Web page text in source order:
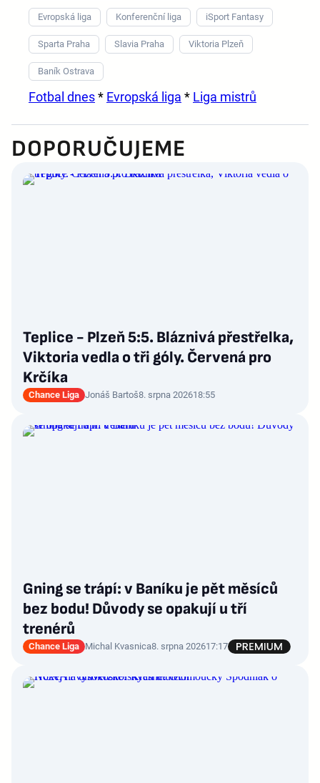
Evropská liga Konferenční liga iSport Fantasy
Sparta Praha Slavia Praha Viktoria Plzeň
Baník Ostrava
Fotbal dnes* Evropská liga * Liga mistrů
DOPORUČUJEME
Teplice - Plzeň 5:5. Bláznivá přestřelka,
Viktoria vedla o tři góly. Červená pro
Krčíka
Chance Liga Jonáš Bartoš8. srpna 202618:55
Gning se trápí: v Baníku je pět měsíců
bez bodu! Důvody se opakují u tří
trenérů
Chance Liga Michal Kvasnica8. srpna 202617:17